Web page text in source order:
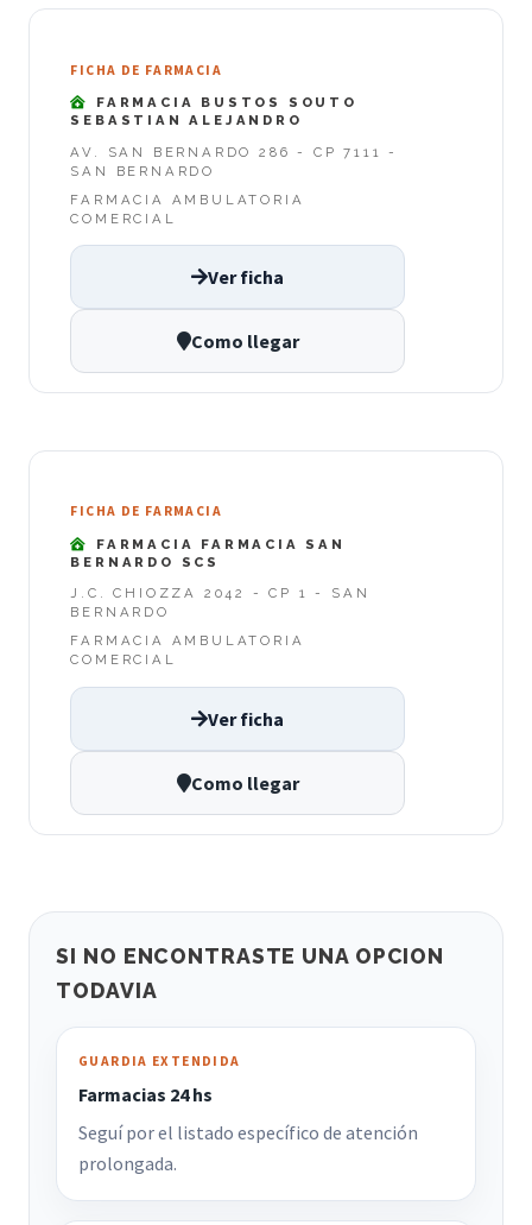
FICHA DE FARMACIA
FARMACIA BUSTOS SOUTO
SEBASTIAN ALEJANDRO
AV. SAN BERNARDO 286 - CP 7111 -
SAN BERNARDO
FARMACIA AMBULATORIA
COMERCIAL
Ver ficha
Como llegar
FICHA DE FARMACIA
FARMACIA FARMACIA SAN
BERNARDO SCS
J.C. CHIOZZA 2042 - CP 1 - SAN
BERNARDO
FARMACIA AMBULATORIA
COMERCIAL
Ver ficha
Como llegar
SI NO ENCONTRASTE UNA OPCION
TODAVIA
GUARDIA EXTENDIDA
Farmacias 24 hs
Seguí por el listado específico de atención
prolongada.